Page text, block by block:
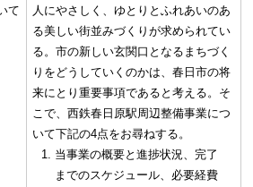
て
人にやさしく、ゆとりとふれあいのあ
る美しい街並みづくりが求められてい
る。市の新しい玄関口となるまちづく
りをどうしていくのかは、春日市の将
来にとり重要事項であると考える。そ
こで、西鉄春日原駅周辺整備事業につ
いて下記の4点をお尋ねする。
当事業の概要と進捗状況、完了
までのスケジュール、必要経費